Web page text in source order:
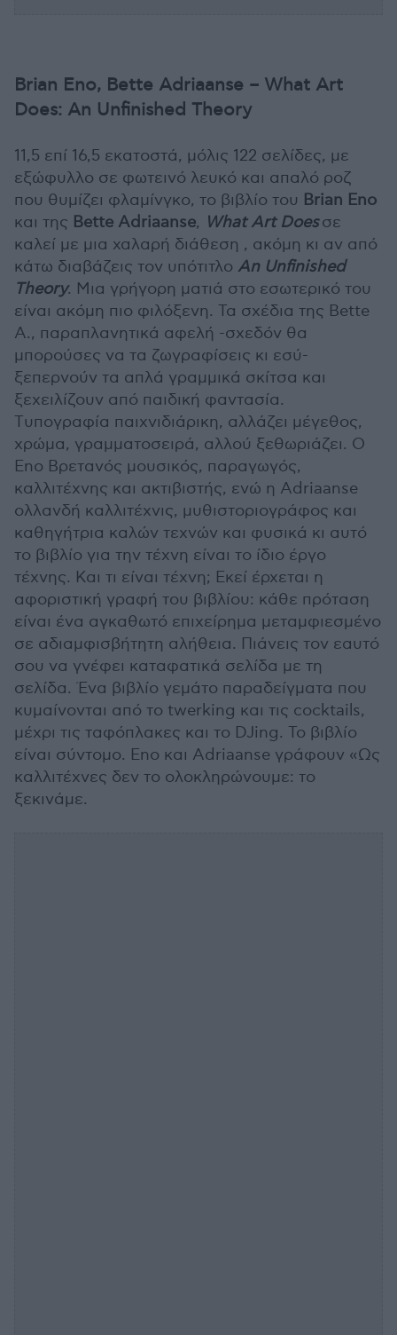
Brian Eno, Bette Adriaanse – What Art
Does: An Unfinished Theory
11,5 επί 16,5 εκατοστά, μόλις 122 σελίδες, με
εξώφυλλο σε φωτεινό λευκό και απαλό ροζ
που θυμίζει φλαμίνγκο, το βιβλίο του Brian Eno
και της Bette Adriaanse, What Art Doesσε
καλεί με μια χαλαρή διάθεση , ακόμη κι αν από
κάτω διαβάζεις τον υπότιτλο An Unfinished
Theory. Μια γρήγορη ματιά στο εσωτερικό του
είναι ακόμη πιο φιλόξενη. Τα σχέδια της Bette
A., παραπλανητικά αφελή -σχεδόν θα
μπορούσες να τα ζωγραφίσεις κι εσύ-
ξεπερνούν τα απλά γραμμικά σκίτσα και
ξεχειλίζουν από παιδική φαντασία.
Tυπογραφία παιχνιδιάρικη, αλλάζει μέγεθος,
χρώμα, γραμματοσειρά, αλλού ξεθωριάζει. O
Eno Βρετανός μουσικός, παραγωγός,
καλλιτέχνης και ακτιβιστής, ενώ η Adriaanse
oλλανδή καλλιτέχνις, μυθιστοριογράφος και
καθηγήτρια καλών τεχνών και φυσικά κι αυτό
το βιβλίο για την τέχνη είναι το ίδιο έργο
τέχνης. Και τι είναι τέχνη; Εκεί έρχεται η
αφοριστική γραφή του βιβλίου: κάθε πρόταση
είναι ένα αγκαθωτό επιχείρημα μεταμφιεσμένο
σε αδιαμφισβήτητη αλήθεια. Πιάνεις τον εαυτό
σου να γνέφει καταφατικά σελίδα με τη
σελίδα. Ένα βιβλίο γεμάτο παραδείγματα που
κυμαίνονται από το twerking και τις cocktails,
μέχρι τις ταφόπλακες και το DJing. Το βιβλίο
είναι σύντομο. Eno και Adriaanse γράφουν «Ως
καλλιτέχνες δεν το ολοκληρώνουμε: το
ξεκινάμε.